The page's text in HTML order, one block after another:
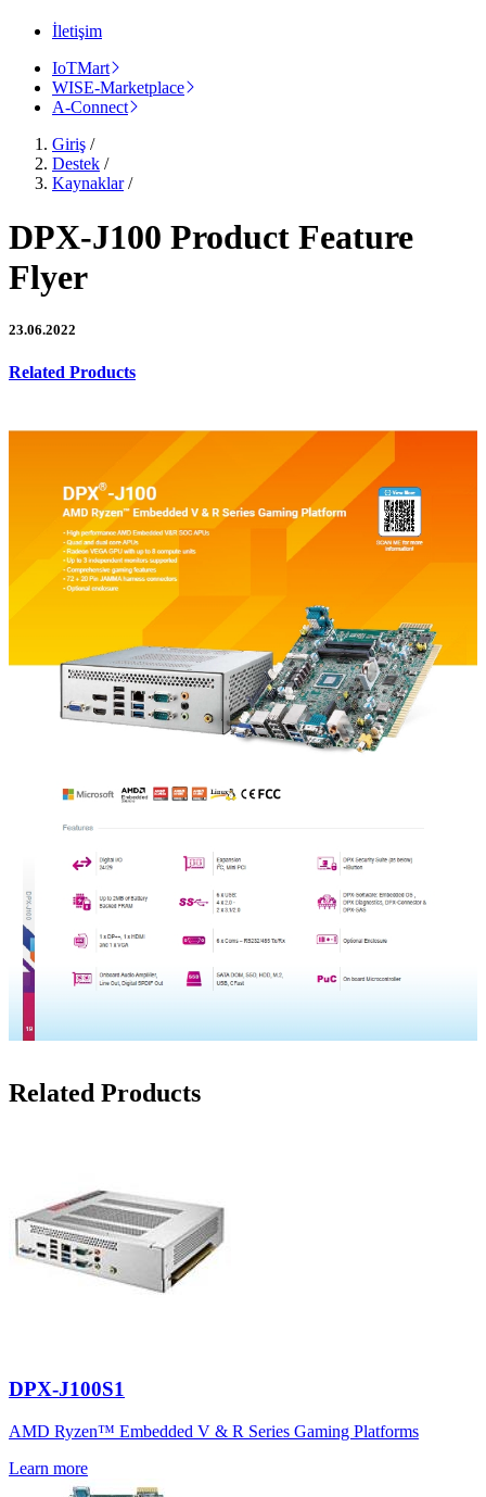
İletişim
IoTMart
WISE-Marketplace
A-Connect
Giriş /
Destek /
Kaynaklar/
DPX-J100 Product Feature
Flyer
23.06.2022
Related Products
Related Products
DPX-J100S1
AMD Ryzen™ Embedded V & R Series Gaming Platforms
Learn more